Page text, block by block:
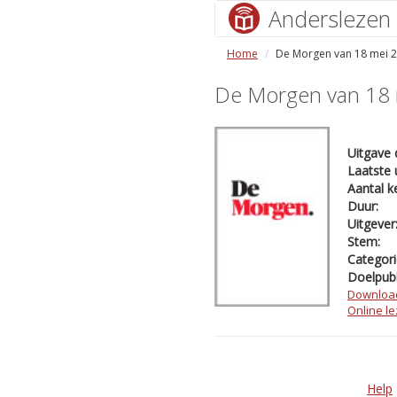
Anderslezen
Home De Morgen van 18 mei
De Morgen van
Uitgave
Laatste
Aantal
Duur:
Uitgever:
Stem:
Online
Help